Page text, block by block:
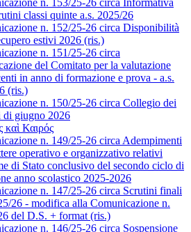
n. 153/25-26 circa Informativa
classi quinte a.s. 2025/26
n. 152/25-26 circa Disponibilità
estivi 2026 (ris.)
n. 151/25-26 circa
del Comitato per la valutazione
in anno di formazione e prova - a.s.
(ris.)
n. 150/25-26 circa Collegio dei
di giugno 2026
καὶ Καιρός
n. 149/25-26 circa Adempimenti
operativo e organizzativo relativi
di Stato conclusivo del secondo ciclo di
anno scolastico 2025-2026
n. 147/25-26 circa Scrutini finali
26 - modifica alla Comunicazione n.
del D.S. + format (ris.)
n. 146/25-26 circa Sospensione